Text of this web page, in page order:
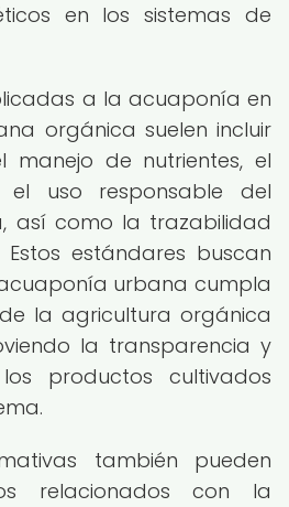
en los sistemas de
a la acuaponía en
orgánica suelen incluir
manejo de nutrientes, el
el uso responsable del
así como la trazabilidad
estándares buscan
urbana cumpla
la agricultura orgánica
la transparencia y
productos cultivados
también pueden
relacionados con la